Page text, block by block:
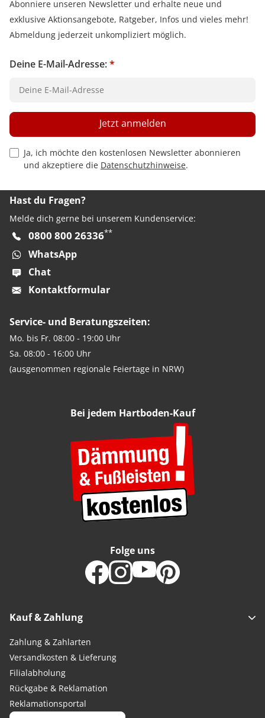
Abonniere unseren Newsletter und erhalte neue und
exklusive Aktionsangebote, Ratgeber, Infos und vieles mehr!
Abmeldung jederzeit unkompliziert möglich.
Deine E-Mail-Adresse:*
Privacy Policy Checkbox
Ja, ich möchte den kostenlosen Newsletter abonnieren
und akzeptiere die Datenschutzhinweise.
Jetzt anmelden
Hast du Fragen?
Melde dich gerne bei unserem Kundenservice:
0800 800 26336**
WhatsApp
Chat
Kontaktformular
Service- und Beratungszeiten:
Mo. bis Fr. 08:00 - 19:00 Uhr
Sa. 08:00 - 16:00 Uhr
(ausgenommen regionale Feiertage in NRW)
Bei jedem Hartboden-Kauf
Kauf & Zahlung
Zahlung & Zahlarten
Versandkosten & Lieferung
Filialabholung
Rückgabe & Reklamation
Reklamationsportal
Folge uns